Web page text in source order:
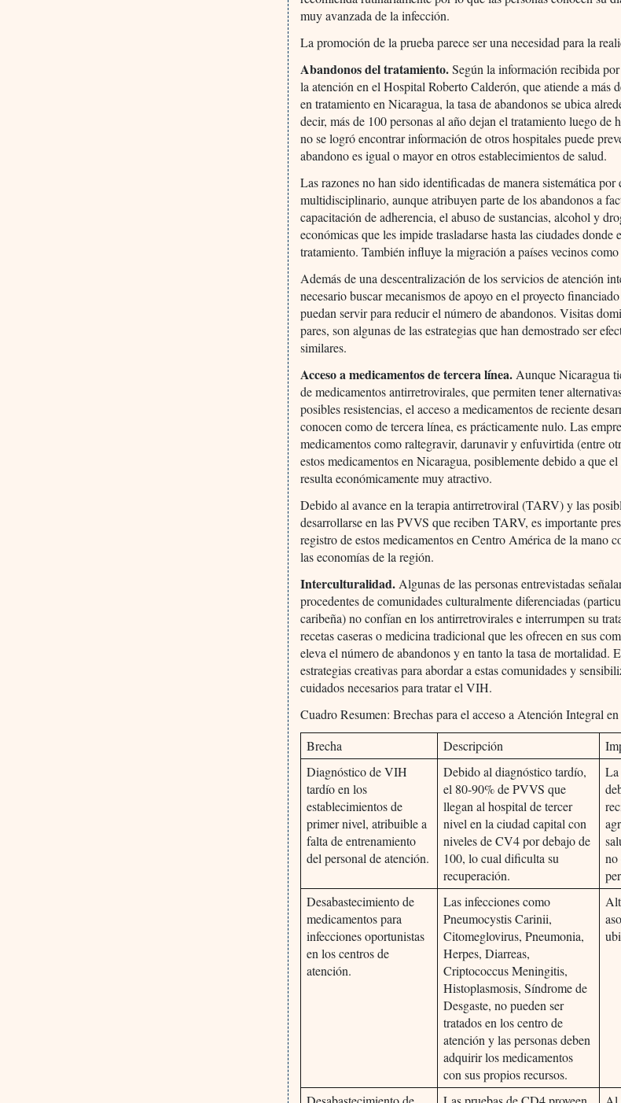
muy avanzada de la infección.
La promoción de la prueba parece ser una necesidad para la
Abandonos del tratamiento.Según la información recibida
la atención en el Hospital Roberto Calderón, que atiende a más
en tratamiento en Nicaragua, la tasa de abandonos se ubica
decir, más de 100 personas al año dejan el tratamiento luego
no se logró encontrar información de otros hospitales puede
abandono es igual o mayor en otros establecimientos de salud.
Las razones no han sido identificadas de manera sistemática por
multidisciplinario, aunque atribuyen parte de los abandonos a
capacitación de adherencia, el abuso de sustancias, alcohol y
económicas que les impide trasladarse hasta las ciudades donde
tratamiento. También influye la migración a países vecinos
Además de una descentralización de los servicios de atención
necesario buscar mecanismos de apoyo en el proyecto
puedan servir para reducir el número de abandonos. Visitas
pares, son algunas de las estrategias que han demostrado ser
similares.
Acceso a medicamentos de tercera línea.Aunque Nicaragua
de medicamentos antirretrovirales, que permiten tener
posibles resistencias, el acceso a medicamentos de reciente
conocen como de tercera línea, es prácticamente nulo. Las
medicamentos como raltegravir, darunavir y enfuvirtida (entre
estos medicamentos en Nicaragua, posiblemente debido a que
resulta económicamente muy atractivo.
Debido al avance en la terapia antirretroviral (TARV) y las
desarrollarse en las PVVS que reciben TARV, es importante
registro de estos medicamentos en Centro América de la mano
las economías de la región.
Interculturalidad.Algunas de las personas entrevistadas
procedentes de comunidades culturalmente diferenciadas
caribeña) no confían en los antirretrovirales e interrumpen su
recetas caseras o medicina tradicional que les ofrecen en sus
eleva el número de abandonos y en tanto la tasa de mortalidad.
estrategias creativas para abordar a estas comunidades y
cuidados necesarios para tratar el VIH.
Cuadro Resumen: Brechas para el acceso a Atención Integral
Brecha
Descripción
Diagnóstico de VIH
tardío en los
establecimientos de
primer nivel, atribuible a
falta de entrenamiento
del personal de atención.
Debido al diagnóstico tardío,
el 80-90% de PVVS que
llegan al hospital de tercer
nivel en la ciudad capital con
niveles de CV4 por debajo de
100, lo cual dificulta su
recuperación.
La
no
Desabastecimiento de
medicamentos para
infecciones oportunistas
en los centros de
atención.
Las infecciones como
Pneumocystis Carinii,
Citomeglovirus, Pneumonia,
Herpes, Diarreas,
Criptococcus Meningitis,
Histoplasmosis, Síndrome de
Desgaste, no pueden ser
tratados en los centro de
atención y las personas deben
adquirir los medicamentos
con sus propios recursos.